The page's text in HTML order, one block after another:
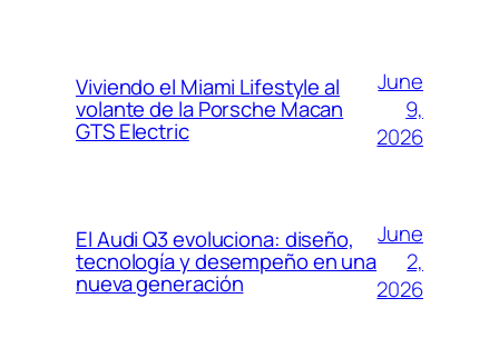
Viviendo el Miami Lifestyle al
volante de la Porsche Macan
GTS Electric
June
9,
2026
El Audi Q3 evoluciona: diseño,
tecnología y desempeño en una
nueva generación
June
2,
2026